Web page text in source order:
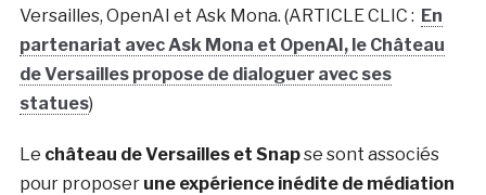
Versailles, OpenAI et Ask Mona. (ARTICLE CLIC : En
partenariat avec Ask Mona et OpenAI, le Château
de Versailles propose de dialoguer avec ses
statues)
Le château de Versailles et Snapse sont associés
pour proposer une expérience inédite de médiation